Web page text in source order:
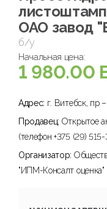
ОАО завод
б/у
Начальная цена:
1 980.00
Адрес: г. Витебск, пр
Продавец: Открытое
(телефон +375 (29)
Организатор:
"ИПМ-Консалт оценка"